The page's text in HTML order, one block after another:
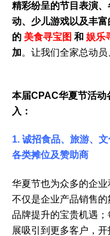
精彩纷呈的节目表演
动、少儿游戏以及丰
的 美食寻宝图 和 娱乐
加。让我们全家总动员
本届CPAC华夏节活动
入：
1. 诚招食品、旅游、
各类摊位及赞助商
华夏节也为众多的企
不仅是企业产品销售的
品牌提升的宝贵机遇
展吸引到更多客户，